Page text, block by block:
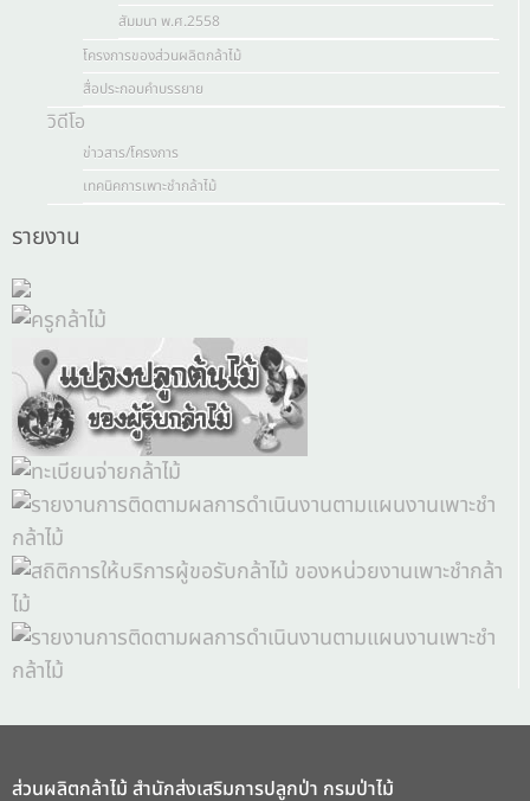
สัมมนา พ.ศ.2558
โครงการของส่วนผลิตกล้าไม้
สื่อประกอบคำบรรยาย
วิดีโอ
ข่าวสาร/โครงการ
เทคนิคการเพาะชำกล้าไม้
รายงาน
ส่วนผลิตกล้าไม้ สำนักส่งเสริมการปลูกป่า กรมป่าไม้